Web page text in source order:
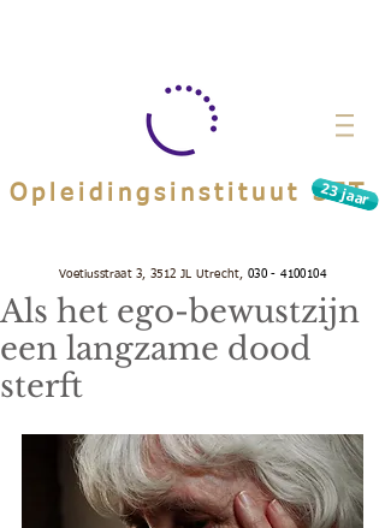
Opleidingsinstituut SET
23 jaar
Voetiusstraat 3, 3512 JL Utrecht, 030 - 4100104
Als het ego-bewustzijn
een langzame dood
sterft